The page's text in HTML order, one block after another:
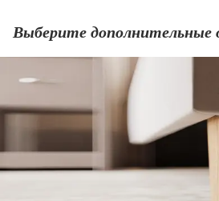
Выберите дополнительные